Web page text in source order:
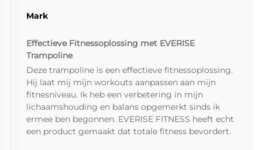
Mark
Effectieve Fitnessoplossing met EVERISE
Trampoline
Deze trampoline is een effectieve fitnessoplossing.
Hij laat mij mijn workouts aanpassen aan mijn
fitnesniveau. Ik heb een verbetering in mijn
lichaamshouding en balans opgemerkt sinds ik
ermee ben begonnen. EVERISE FITNESS heeft echt
een product gemaakt dat totale fitness bevordert.